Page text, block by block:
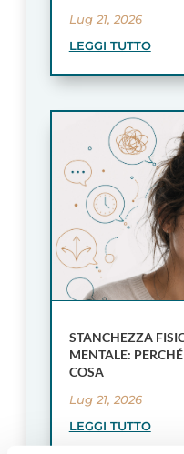
Lug 21, 2026
LEGGI TUTTO
STANCHEZZA
MENTALE:
COSA
Lug 21, 2026
LEGGI TUTTO